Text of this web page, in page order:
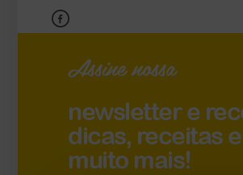
Assine nossa
newsletter e
dicas, receitas e
muito mais!